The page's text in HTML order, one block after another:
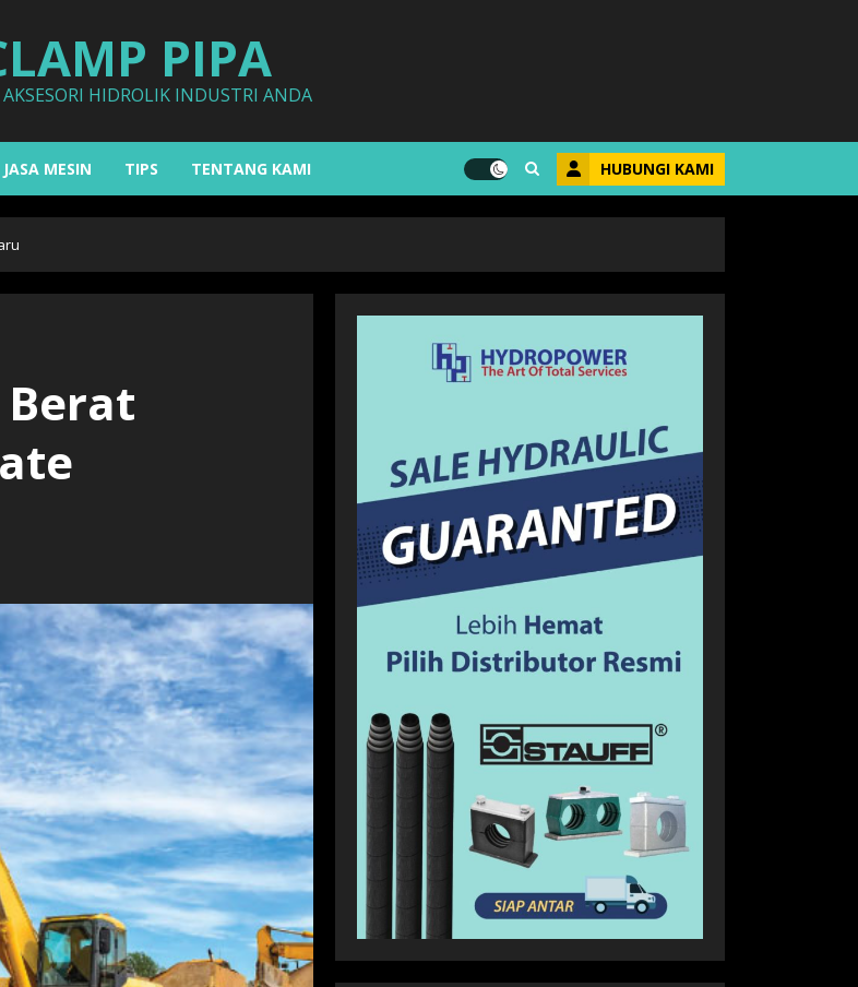
PIPA
HIDROLIK INDUSTRI ANDA
JASA MESIN TIPS TENTANG KAMI HUBUNGI KAMI